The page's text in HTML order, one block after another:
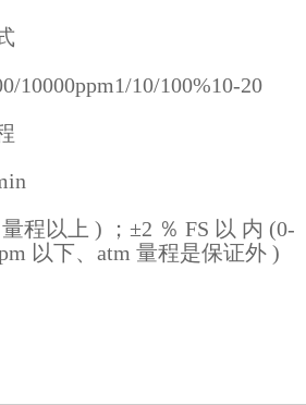
10000ppm1/10/100%10-20
程以上 ) ；±2 ％ FS 以 内 (0-
以下、atm 量程是保证外 )